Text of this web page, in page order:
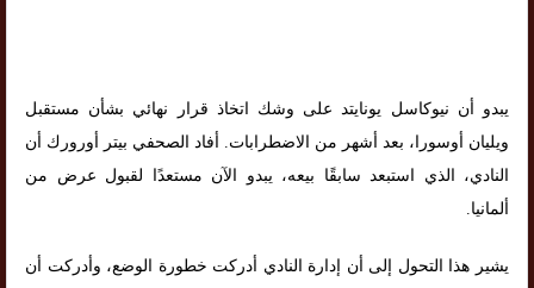
يبدو أن نيوكاسل يونايتد على وشك اتخاذ قرار نهائي بشأن مستقبل
ويليان أوسورا، بعد أشهر من الاضطرابات. أفاد الصحفي بيتر أورورك أن
النادي، الذي استبعد سابقًا بيعه، يبدو الآن مستعدًا لقبول عرض من
ألمانيا.
يشير هذا التحول إلى أن إدارة النادي أدركت خطورة الوضع، وأدركت أن